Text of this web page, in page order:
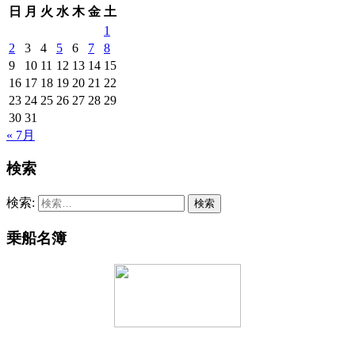
日
月 火 水 木 金 土
1
2
3 4 5 6 7
8
9
10 11 12 13 14 15
16 17 18 19 20 21 22
23 24 25 26 27 28 29
30 31
« 7月
検索
検索:
乗船名簿